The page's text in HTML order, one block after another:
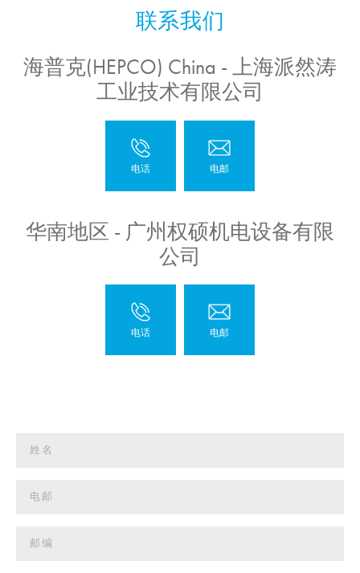
海普克(HEPCO) China - 上海派然涛
工业技术有限公司
华南地区 - 广州权硕机电设备有限
公司